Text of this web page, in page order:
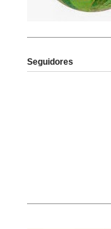
Seguidores